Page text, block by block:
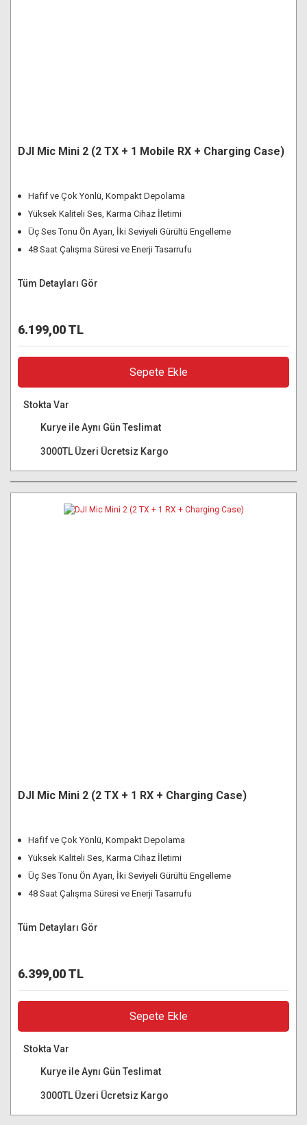
DJI Mic Mini 2 (2 TX + 1 Mobile RX + Charging Case)
Hafif ve Çok Yönlü, Kompakt Depolama
Yüksek Kaliteli Ses, Karma Cihaz İletimi
Üç Ses Tonu Ön Ayarı, İki Seviyeli Gürültü Engelleme
48 Saat Çalışma Süresi ve Enerji Tasarrufu
Tüm Detayları Gör
6.199,00 TL
Sepete Ekle
Stokta Var
Kurye ile Aynı Gün Teslimat
3000TL Üzeri Ücretsiz Kargo
DJI Mic Mini 2 (2 TX + 1 RX + Charging Case)
Hafif ve Çok Yönlü, Kompakt Depolama
Yüksek Kaliteli Ses, Karma Cihaz İletimi
Üç Ses Tonu Ön Ayarı, İki Seviyeli Gürültü Engelleme
48 Saat Çalışma Süresi ve Enerji Tasarrufu
Tüm Detayları Gör
6.399,00 TL
Sepete Ekle
Stokta Var
Kurye ile Aynı Gün Teslimat
3000TL Üzeri Ücretsiz Kargo